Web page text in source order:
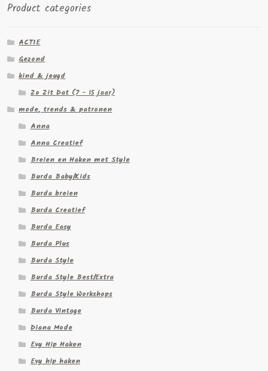
Product categories
ACTIE
Gezond
kind & jeugd
Zo Zit Dat (7 - 15 jaar)
mode, trends & patronen
Anna
Anna Creatief
Breien en Haken met Style
Burda Baby/Kids
Burda breien
Burda Creatief
Burda Easy
Burda Plus
Burda Style
Burda Style Best/Extra
Burda Style Workshops
Burda Vintage
Diana Mode
Evy Hip Haken
Evy hip haken